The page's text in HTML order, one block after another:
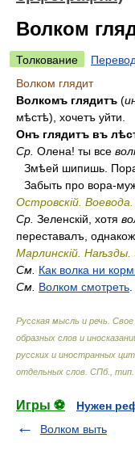
Волком
Толкование
Перевод
Волком глядит
Волкомъ глядитъ (
мѣстѣ), хочетъ уйти.
Онъ глядитъ въ
Ср. Олена! ты все
Змѣей шипишь. Пора
Забыть про вора-
Островскій. Воевода.
Ср. Зеленскій, хотя
переставалъ,
Марлинскій. Наѣзды.
См. Как волка ни
См. Волком смотреть
Русская мысль и речь.
образных слов и
русских и иностранных
отдельных слов. СПб., тип.
Игры ⚽
Нужен
Волком выть